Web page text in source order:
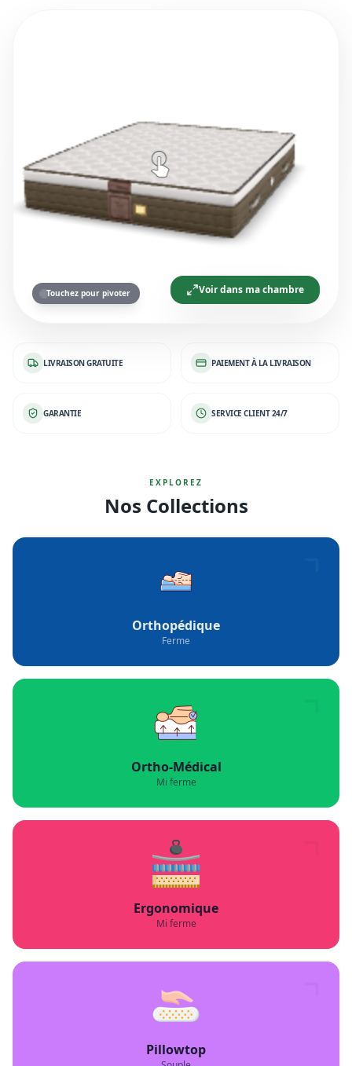
Voir dans ma chambre
Touchez pour pivoter
LIVRAISON GRATUITE PAIEMENT À LA LIVRAISON
GARANTIE SERVICE CLIENT 24/7
EXPLOREZ
Nos Collections
Orthopédique
Ferme
Ortho-Médical
Mi ferme
Ergonomique
Mi ferme
Pillowtop